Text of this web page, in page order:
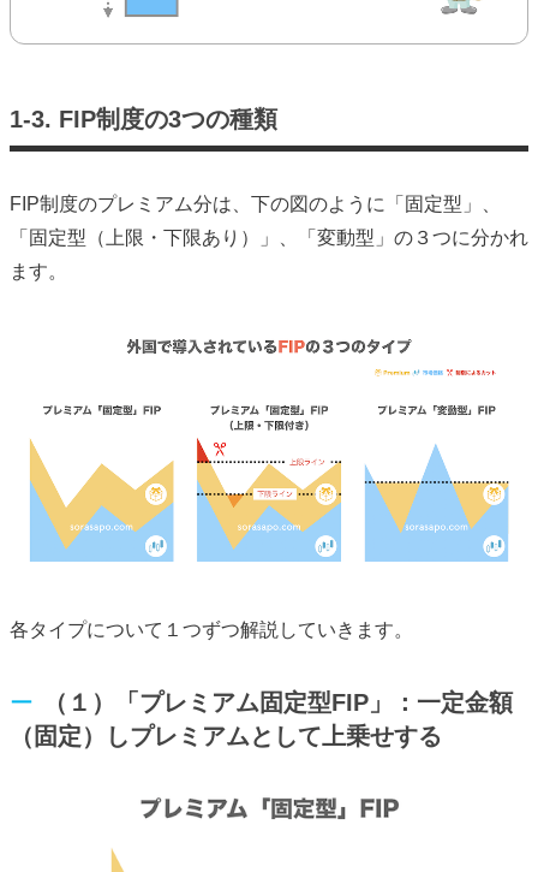
1-3. FIP制度の3つの種類
FIP制度のプレミアム分は、下の図のように「固定型」、
「固定型（上限・下限あり）」、「変動型」の３つに分かれ
ます。
各タイプについて１つずつ解説していきます。
（１）「プレミアム固定型FIP」：一定金額
（固定）しプレミアムとして上乗せする